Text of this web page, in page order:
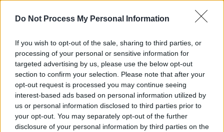
Do Not Process My Personal Information
If you wish to opt-out of the sale, sharing to third parties, or
processing of your personal or sensitive information for
targeted advertising by us, please use the below opt-out
section to confirm your selection. Please note that after your
opt-out request is processed you may continue seeing
interest-based ads based on personal information utilized by
us or personal information disclosed to third parties prior to
your opt-out. You may separately opt-out of the further
disclosure of your personal information by third parties on the
Programul de azi la Mondiale: Prima noapte
cu 6 meciuri –...
miercuri, 24 iunie 2026